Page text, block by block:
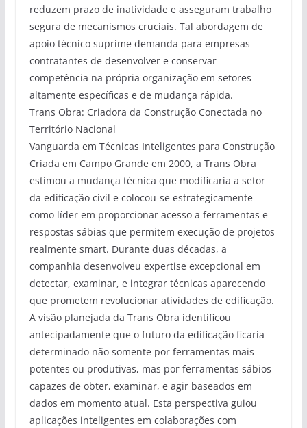
reduzem prazo de inatividade e asseguram trabalho
segura de mecanismos cruciais. Tal abordagem de
apoio técnico suprime demanda para empresas
contratantes de desenvolver e conservar
competência na própria organização em setores
altamente específicas e de mudança rápida.
Trans Obra: Criadora da Construção Conectada no
Território Nacional
Vanguarda em Técnicas Inteligentes para Construção
Criada em Campo Grande em 2000, a Trans Obra
estimou a mudança técnica que modificaria a setor
da edificação civil e colocou-se estrategicamente
como líder em proporcionar acesso a ferramentas e
respostas sábias que permitem execução de projetos
realmente smart. Durante duas décadas, a
companhia desenvolveu expertise excepcional em
detectar, examinar, e integrar técnicas aparecendo
que prometem revolucionar atividades de edificação.
A visão planejada da Trans Obra identificou
antecipadamente que o futuro da edificação ficaria
determinado não somente por ferramentas mais
potentes ou produtivas, mas por ferramentas sábios
capazes de obter, examinar, e agir baseados em
dados em momento atual. Esta perspectiva guiou
aplicações inteligentes em colaborações com